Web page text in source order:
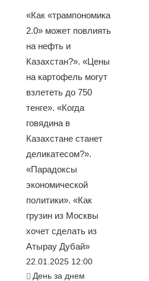
«Как «трампономика
2.0» может повлиять
на нефть и
Казахстан?». «Цены
на картофель могут
взлететь до 750
тенге». «Когда
говядина в
Казахстане станет
деликатесом?».
«Парадоксы
экономической
политики». «Как
грузин из Москвы
хочет сделать из
Атырау Дубай»
22.01.2025 12:00
День за днем